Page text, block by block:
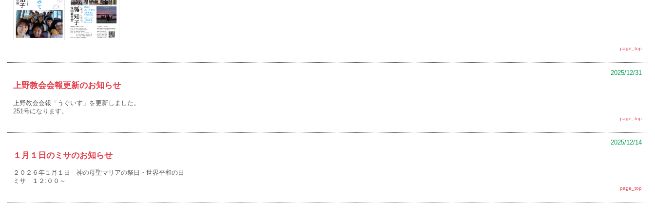
page_top
2025/12/31
上野教会会報更新のお知らせ
上野教会会報「うぐいす」を更新しました。
251号になります。
page_top
2025/12/14
１月１日のミサのお知らせ
２０２６年１月１日 神の母聖マリアの祭日・世界平和の日
ミサ １２:００～
page_top